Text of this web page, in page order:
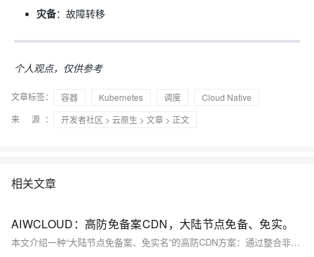
灾备：故障转移
个人观点，仅供参考
文章标签： 容器 Kubernetes 调度
Cloud Native
来 源：
开发者社区 > 云原生 > 文章 > 正文
相关文章
AIWCLOUD：高防免备案CDN，大陆节点免备、免实。
本文介绍一种“大陆节点免备案、免实名”的高防CDN方案：通过整合非经营性IDC带宽、传输层协议伪装（如端口复用、流量特征抹平），结合硬件指纹零信任准入、边缘动态缓存与TLS加速，实现合规、隐匿、高性能的大陆访问加速。